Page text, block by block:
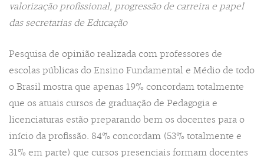
valorização profissional, progressão de carreira e papel
das secretarias de Educação
Pesquisa de opinião realizada com professores de
escolas públicas do Ensino Fundamental e Médio de todo
o Brasil mostra que apenas 19% concordam totalmente
que os atuais cursos de graduação de Pedagogia e
licenciaturas estão preparando bem os docentes para o
início da profissão. 84% concordam (53% totalmente e
31% em parte) que cursos presenciais formam docentes